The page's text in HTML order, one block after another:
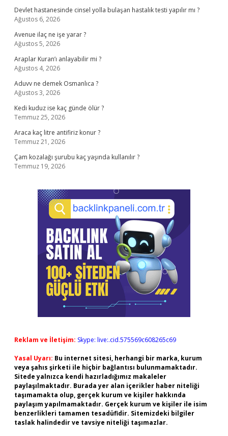
Devlet hastanesinde cinsel yolla bulaşan hastalık testi yapılır mı ?
Ağustos 6, 2026
Avenue ilaç ne işe yarar ?
Ağustos 5, 2026
Araplar Kuran’ı anlayabilir mi ?
Ağustos 4, 2026
Aduvv ne demek Osmanlıca ?
Ağustos 3, 2026
Kedi kuduz ise kaç günde ölür ?
Temmuz 25, 2026
Araca kaç litre antifiriz konur ?
Temmuz 21, 2026
Çam kozalağı şurubu kaç yaşında kullanılır ?
Temmuz 19, 2026
Reklam ve İletişim: Skype: live:.cid.575569c608265c69
Yasal Uyarı: Bu internet sitesi, herhangi bir marka, kurum
veya şahıs şirketi ile hiçbir bağlantısı bulunmamaktadır.
Sitede yalnızca kendi hazırladığımız makaleler
paylaşılmaktadır. Burada yer alan içerikler haber niteliği
taşımamakta olup, gerçek kurum ve kişiler hakkında
paylaşım yapılmamaktadır. Gerçek kurum ve kişiler ile isim
benzerlikleri tamamen tesadüfidir. Sitemizdeki bilgiler
taslak halindedir ve tavsiye niteliği taşımazlar.